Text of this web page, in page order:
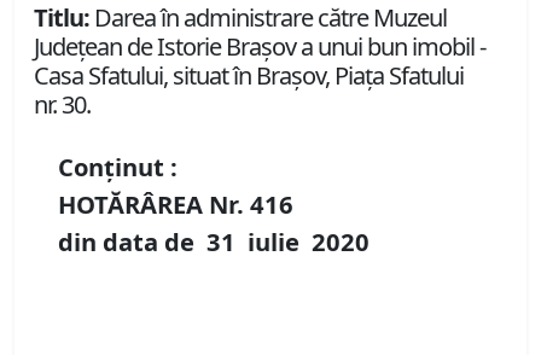
Titlu: Darea în administrare către Muzeul
Județean de Istorie Brașov a unui bun imobil -
Casa Sfatului, situat în Brașov, Piața Sfatului
nr. 30.
Conținut :
HOTĂRÂREA Nr. 416
din data de 31 iulie 2020